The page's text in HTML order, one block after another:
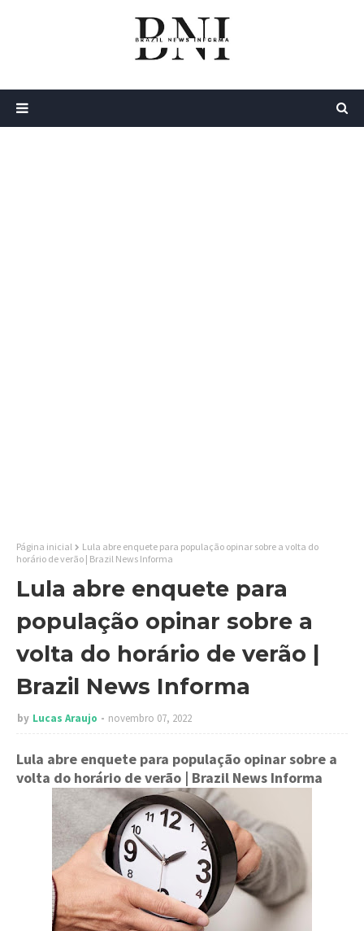
Página inicial
Lula abre enquete para população opinar sobre a volta do
horário de verão | Brazil News Informa
Lula abre enquete para
população opinar sobre a
volta do horário de verão |
Brazil News Informa
by Lucas Araujo novembro 07, 2022
Lula abre enquete para população opinar sobre a
volta do horário de verão | Brazil News Informa